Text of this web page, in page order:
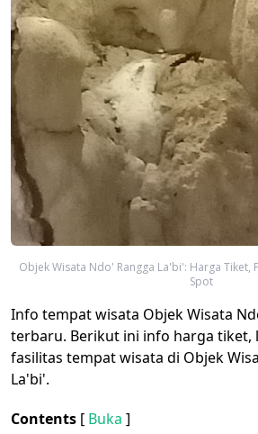
Objek Wisata Ndo' Rangga La'bi': Harga Tiket,
Spot
Info tempat wisata Objek Wisata
terbaru. Berikut ini info harga tiket,
fasilitas tempat wisata di Objek
La'bi'.
Contents [ Buka ]